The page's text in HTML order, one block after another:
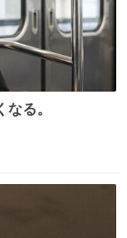
る。